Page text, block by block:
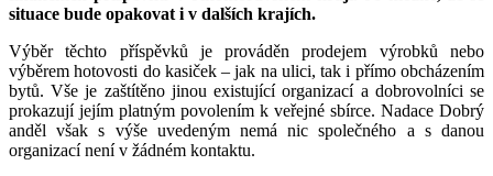
situace bude opakovat i v dalších krajích.
Výběr těchto příspěvků je prováděn prodejem výrobků nebo
výběrem hotovosti do kasiček – jak na ulici, tak i přímo obcházením
bytů. Vše je zaštítěno jinou existující organizací a dobrovolníci se
prokazují jejím platným povolením k veřejné sbírce. Nadace Dobrý
anděl však s výše uvedeným nemá nic společného a s danou
organizací není v žádném kontaktu.